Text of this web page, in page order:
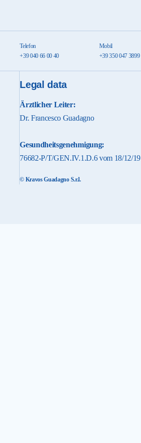
Telefon
+39 040 66 00 40
Mobil
+39 350 047 3899
Legal data
Ärztlicher Leiter:
Dr. Francesco Guadagno
Gesundheitsgenehmigung:
76682-P/T/GEN.IV.1.D.6 vom 18/12/19
© Kravos Guadagno S.r.l.